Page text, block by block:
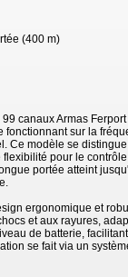
(400 m)
canaux Armas
fonctionnant sur la
Ce modèle se
pour le
portée atteint
ergonomique et
et aux rayures,
de batterie,
se fait via un